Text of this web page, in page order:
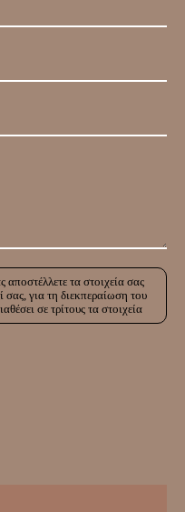
τα στοιχεία σας
σας, για τη διεκπεραίωση του
σε τρίτους τα στοιχεία